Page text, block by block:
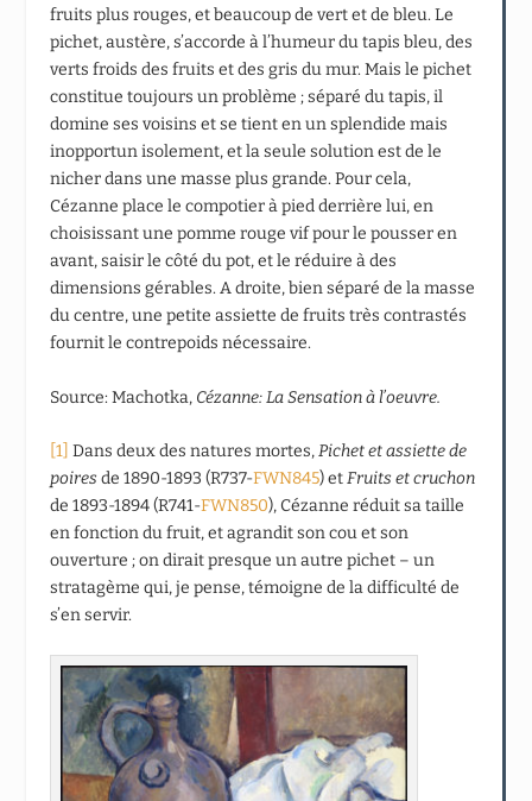
fruits plus rouges, et beaucoup de vert et de bleu. Le
pichet, austère, s’accorde à l’humeur du tapis bleu, des
verts froids des fruits et des gris du mur. Mais le pichet
constitue toujours un problème ; séparé du tapis, il
domine ses voisins et se tient en un splendide mais
inopportun isolement, et la seule solution est de le
nicher dans une masse plus grande. Pour cela,
Cézanne place le compotier à pied derrière lui, en
choisissant une pomme rouge vif pour le pousser en
avant, saisir le côté du pot, et le réduire à des
dimensions gérables. A droite, bien séparé de la masse
du centre, une petite assiette de fruits très contrastés
fournit le contrepoids nécessaire.
Source: Machotka, Cézanne: La Sensationà l’oeuvre.
[1] Dans deux des natures mortes,Pichet et assiette de
poiresde 1890-1893 (R737-FWN845) etFruits et cruchon
de 1893-1894 (R741-FWN850), Cézanne réduit sa taille
en fonction du fruit, et agrandit son cou et son
ouverture ; on dirait presque un autre pichet – un
stratagème qui, je pense, témoigne de la difficulté de
s’en servir.